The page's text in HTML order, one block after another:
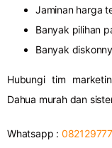
Jaminan harga
Banyak pilihan
Banyak
Hubungi tim
Dahua murah dan
Whatsapp :